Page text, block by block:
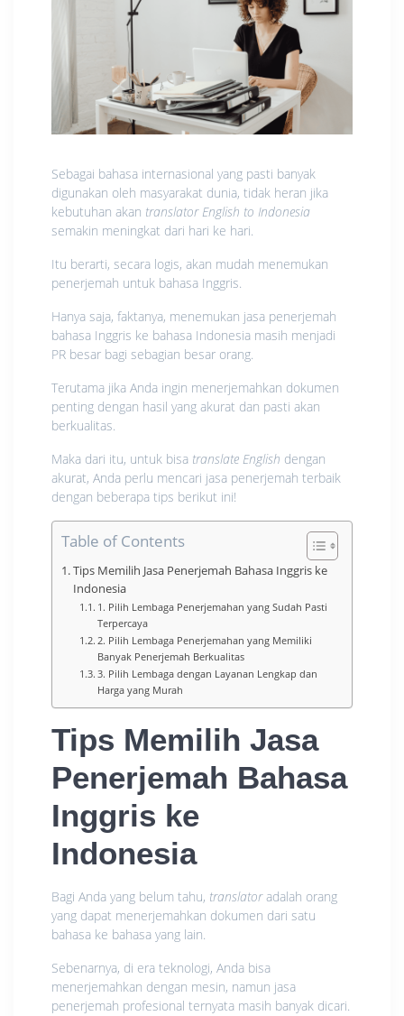
Sebagai bahasa internasional yang pasti banyak
digunakan oleh masyarakat dunia, tidak heran jika
kebutuhan akan translator English to Indonesia
semakin meningkat dari hari ke hari.
Itu berarti, secara logis, akan mudah menemukan
penerjemah untuk bahasa Inggris.
Hanya saja, faktanya, menemukan jasa penerjemah
bahasa Inggris ke bahasa Indonesia masih menjadi
PR besar bagi sebagian besar orang.
Terutama jika Anda ingin menerjemahkan dokumen
penting dengan hasil yang akurat dan pasti akan
berkualitas.
Maka dari itu, untuk bisa translate English dengan
akurat, Anda perlu mencari jasa penerjemah terbaik
dengan beberapa tips berikut ini!
Table of Contents
Tips Memilih Jasa Penerjemah Bahasa Inggris ke
Indonesia
1. Pilih Lembaga Penerjemahan yang Sudah Pasti
Terpercaya
2. Pilih Lembaga Penerjemahan yang Memiliki
Banyak Penerjemah Berkualitas
3. Pilih Lembaga dengan Layanan Lengkap dan
Harga yang Murah
Tips Memilih Jasa
Penerjemah Bahasa
Inggris ke
Indonesia
Bagi Anda yang belum tahu, translatoradalah orang
yang dapat menerjemahkan dokumen dari satu
bahasa ke bahasa yang lain.
Sebenarnya, di era teknologi, Anda bisa
menerjemahkan dengan mesin, namun jasa
penerjemah profesional ternyata masih banyak dicari.